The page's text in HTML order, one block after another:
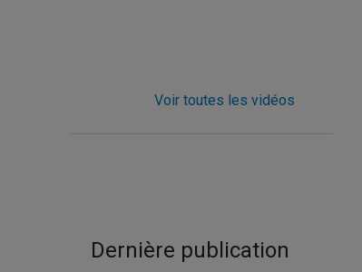
Voir toutes les vidéos
Dernière publication